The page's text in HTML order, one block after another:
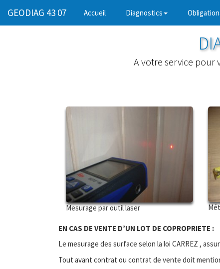
GEODIAG 43 07 Accueil (current)Diagnostics
A votre service pour
Mesurage par outil laser
EN CAS DE VENTE D’UN LOT DE COPROPRIETE :
Le mesurage des surface selon la loi CARREZ ,
Tout avant contrat ou contrat de vente doit